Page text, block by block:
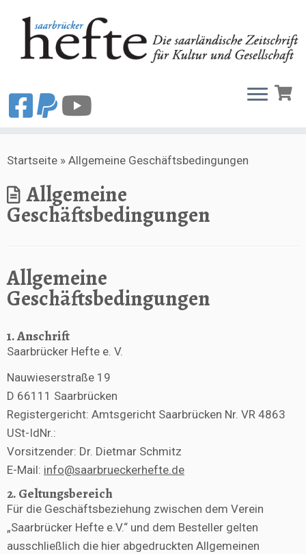
Inhalt
Startseite » Allgemeine Geschäftsbedingungen
Allgemeine
Geschäftsbedingungen
Allgemeine
Geschäftsbedingungen
1. Anschrift
Saarbrücker Hefte e. V.
Nauwieserstraße 19
D 66111 Saarbrücken
Registergericht: Amtsgericht Saarbrücken Nr. VR 4863
USt-IdNr.:
Vorsitzender: Dr. Dietmar Schmitz
E-Mail: info@saarbrueckerhefte.de
2. Geltungsbereich
Für die Geschäftsbeziehung zwischen dem Verein
„Saarbrücker Hefte e.V.“ und dem Besteller gelten
ausschließlich die hier abgedruckten Allgemeinen